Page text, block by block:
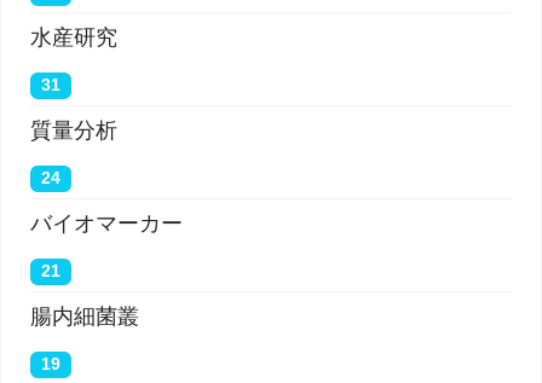
水産研究
31
質量分析
24
バイオマーカー
21
腸内細菌叢
19